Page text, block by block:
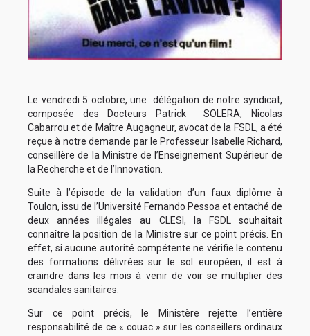
Le vendredi 5 octobre, une délégation de notre syndicat,
composée des Docteurs Patrick SOLERA, Nicolas
Cabarrou et de Maître Augagneur, avocat de la FSDL, a été
reçue à notre demande par le Professeur Isabelle Richard,
conseillère de la Ministre de l’Enseignement Supérieur de
la Recherche et de l’Innovation.
Suite à l’épisode de la validation d’un faux diplôme à
Toulon, issu de l’Université Fernando Pessoa et entaché de
deux années illégales au CLESI, la FSDL souhaitait
connaître la position de la Ministre sur ce point précis. En
effet, si aucune autorité compétente ne vérifie le contenu
des formations délivrées sur le sol européen, il est à
craindre dans les mois à venir de voir se multiplier des
scandales sanitaires.
Sur ce point précis, le Ministère rejette l’entière
responsabilité de ce « couac » sur les conseillers ordinaux